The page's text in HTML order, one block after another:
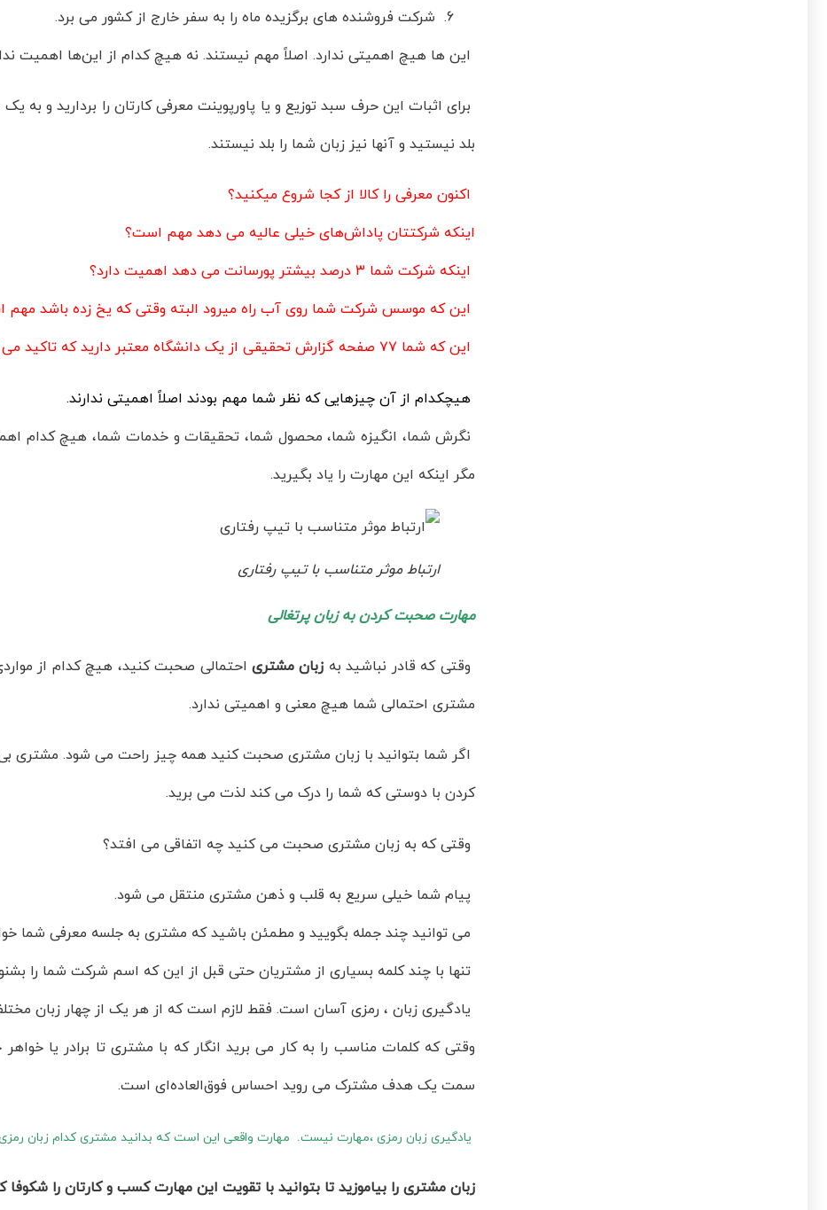
شرکت فروشنده های برگزیده ماه را به سفر خارج از کشور می برد.
این ها هیچ اهمیتی ندارد. اصلاً مهم نیستند. نه هیچ کدام از این‌ها اهمیت
برای اثبات این حرف سبد توزیع و یا پاورپوینت معرفی کارتان را بردارید و به
بلد نیستید و آنها نیز زبان شما را بلد نیستند.
اکنون معرفی را کالا از کجا شروع میکنید؟
اینکه شرکتتان پاداش‌های خیلی عالیه می دهد مهم است؟
اینکه شرکت شما ۳ درصد بیشتر پورسانت می دهد اهمیت دارد؟
این که موسس شرکت شما روی آب راه میرود البته وقتی که یخ زده باشد
این که شما ۷۷ صفحه گزارش تحقیقی از یک دانشگاه معتبر دارید که تاکید می کند کالای شما عالی است اهمیت دارد؟
هیچکدام از آن چیزهایی که نظر شما مهم بودند اصلاً اهمیتی ندارند.
نگرش شما، انگیزه شما، محصول شما، تحقیقات و خدمات شما، هیچ کدام
مگر اینکه این مهارت را یاد بگیرید.
ارتباط موثر متناسب با تیپ رفتاری
مهارت صحبت کردن به زبان پرتغالی
وقتی که قادر نباشید بهزبان مشتری احتمالی صحبت کنید، هیچ کدام از
مشتری احتمالی شما هیچ معنی و اهمیتی ندارد.
اگر شما بتوانید با زبان مشتری صحبت کنید همه چیز راحت می شود. مشتری
کردن با دوستی که شما را درک می کند لذت می برید.
وقتی که به زبان مشتری صحبت می کنید چه اتفاقی می افتد؟
پیام شما خیلی سریع به قلب و ذهن مشتری منتقل می شود.
می توانید چند جمله بگویید و مطمئن باشید که مشتری به جلسه معرفی شما
تنها با چند کلمه بسیاری از مشتریان حتی قبل از این که اسم شرکت شما را
یادگیری زبان ، رمزی آسان است. فقط لازم است که از هر یک از چهار زبان
وقتی که کلمات مناسب را به کار می برید انگار که با مشتری تا برادر یا
سمت یک هدف مشترک می روید احساس فوق‌العاده‌ای است.
یادگیری زبان رمزی ،مهارت نیست. مهارت واقعی این است که بدانید مشتری کدام زبان
زبان مشتری را بیاموزید تا بتوانید با تقویت این مهارت کسب و کارتان را شکوفا